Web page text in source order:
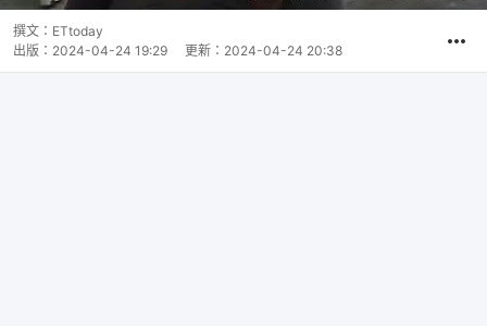
撰文： ETtoday
出版： 2024-04-24 19:29 更新： 2024-04-24 20:38